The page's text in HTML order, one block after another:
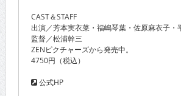
CAST＆STAFF
出演／芳本実衣菜・福嶋琴葉・佐原麻衣子・
監督／松浦幹三
ZENピクチャーズから発売中。
4750円（税込）
公式HP